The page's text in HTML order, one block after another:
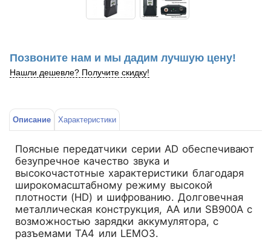
Позвоните нам и мы дадим лучшую цену!
Нашли дешевле? Получите скидку!
Описание Характеристики
Поясные передатчики серии AD обеспечивают
безупречное качество звука и
высокочастотные характеристики благодаря
широкомасштабному режиму высокой
плотности (HD) и шифрованию. Долговечная
металлическая конструкция, AA или SB900A с
возможностью зарядки аккумулятора, с
разъемами TA4 или LEMO3.